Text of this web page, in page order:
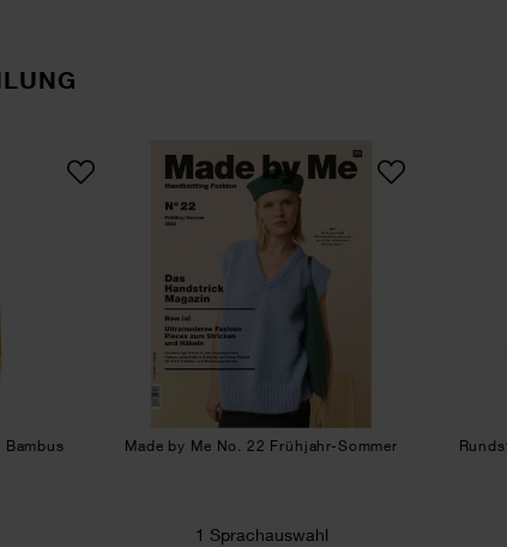
40cm Bambus Made by Me No. 22
Made by Me No. 22 Frühjahr-Sommer
1 Sprachauswahl